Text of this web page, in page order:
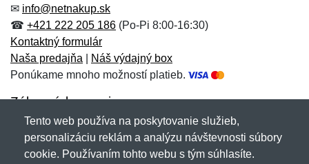
Meno:*
E-mail:
Správa*
E-mail:*
Správa*
✉ info@netnakup.sk
☎ +421 222 205 186 (Po-Pi 8:00-16:30)
Kontaktný formulár
Naša predajňa
Náš výdajný box
Ponúkame mnoho možností platieb.
Zákaznícky servis
Novinky emailom
Tento web používa na poskytovanie služieb,
personalizáciu reklám a analýzu návštevnosti súbory
cookie. Používaním tohto webu s tým súhlasíte.